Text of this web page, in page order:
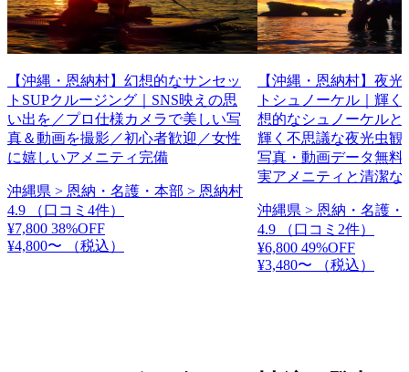
【沖縄・恩納村】幻想的なサンセッ
トSUPクルージング｜SNS映えの思
い出を／プロ仕様カメラで美しい写
真＆動画を撮影／初心者歓迎／女性
に嬉しいアメニティ完備
沖縄県 > 恩納・名護・本部 > 恩納村
4.9
（口コミ4件）
¥7,800 38%OFF
¥4,800〜
（税込）
【沖縄・恩納村】夜
トシュノーケル｜輝
想的なシュノーケルと
輝く不思議な夜光虫観
写真・動画データ無料
実アメニティと清潔な
沖縄県 > 恩納・名護・
4.9
（口コミ2件）
¥6,800 49%OFF
¥3,480〜
（税込）